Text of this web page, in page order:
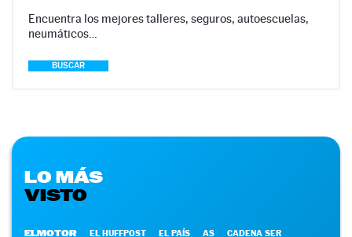
Encuentra los mejores talleres, seguros, autoescuelas,
neumáticos…
BUSCAR
LO MÁS
VISTO
ELMOTOR EL HUFFPOST EL PAÍS AS CADENA SER